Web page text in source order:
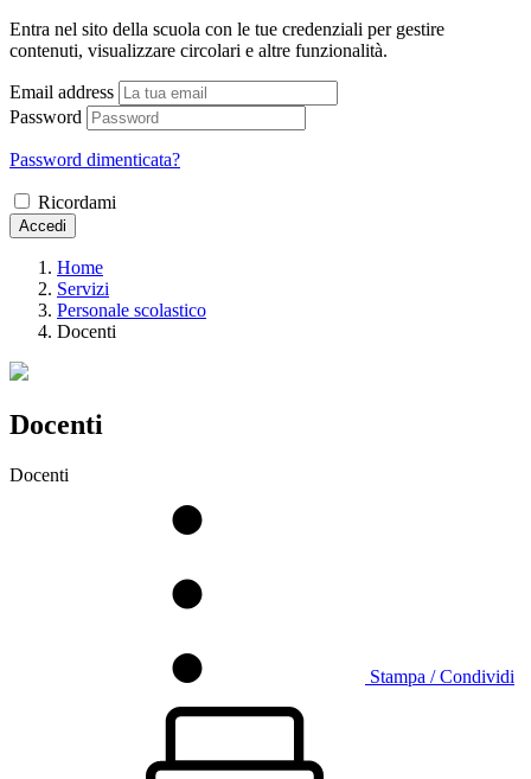
Entra nel sito della scuola con le tue credenziali per gestire
contenuti, visualizzare circolari e altre funzionalità.
Email address
Password
Password dimenticata?
Ricordami
Accedi
Home
Servizi
Personale scolastico
Docenti
Docenti
Docenti
Stampa / Condividi